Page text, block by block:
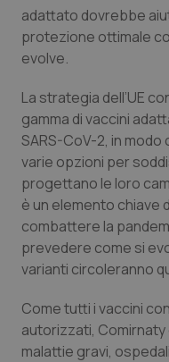
adattato dovrebbe
protezione ottimale
evolve.
La strategia dell’UE
gamma di vaccini
SARS-CoV-2, in
varie opzioni per
progettano le loro
è un elemento chiave
combattere la
prevedere come si
varianti circoleranno
Come tutti i vaccini
autorizzati,
malattie gravi,